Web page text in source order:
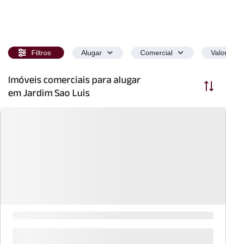
Filtros Alugar Comercial
Imóveis comerciais para alugar
em Jardim Sao Luis
Ordenar